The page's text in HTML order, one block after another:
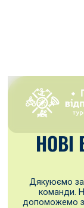
Дякуюємо за
команди.
допоможемо